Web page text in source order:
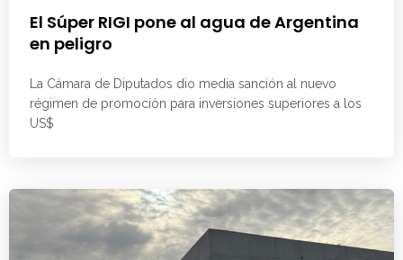
El Súper RIGI pone al agua de Argentina
en peligro
La Cámara de Diputados dio media sanción al nuevo
régimen de promoción para inversiones superiores a los
US$